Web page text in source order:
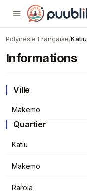
Puublik
Polynésie Française/Katiu
Informations
Ville
Makemo
Quartier
Katiu
Makemo
Raroia